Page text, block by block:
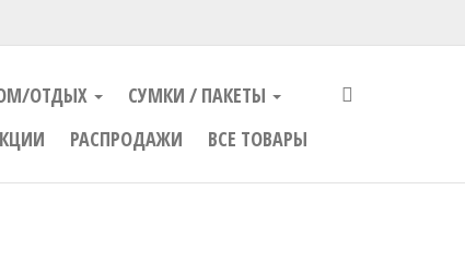
ОТДЫХ
СУМКИ / ПАКЕТЫ
РАСПРОДАЖИ ВСЕ ТОВАРЫ